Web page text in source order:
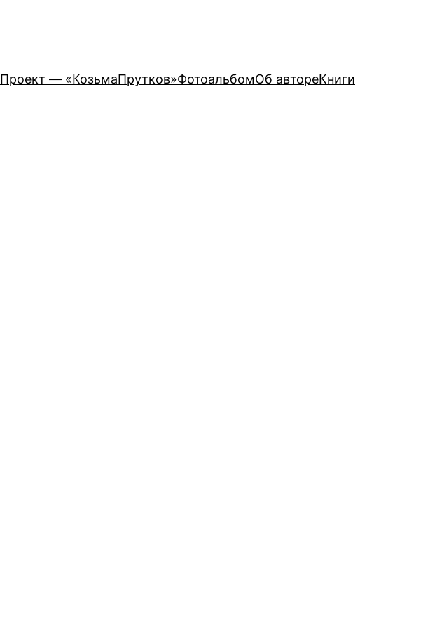
Проект — «КозьмаПрутков»ФотоальбомОб автореКниги